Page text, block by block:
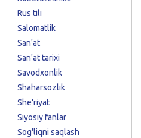
Rus tili
Salomatlik
San'at
San'at tarixi
Savodxonlik
Shaharsozlik
She'riyat
Siyosiy fanlar
Sog'liqni saqlash